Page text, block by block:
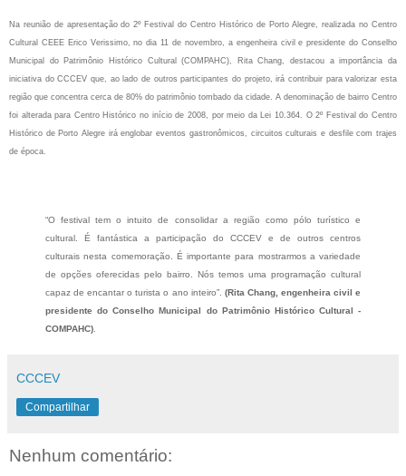
Na reunião de apresentação do 2º Festival do Centro Histórico de Porto Alegre, realizada no Centro
Cultural CEEE Erico Verissimo, no dia 11 de novembro, a engenheira civil e presidente do Conselho
Municipal do Patrimônio Histórico Cultural (COMPAHC), Rita Chang, destacou a importância da
iniciativa do CCCEV que, ao lado de outros participantes do projeto, irá contribuir para valorizar esta
região que concentra cerca de 80% do patrimônio tombado da cidade. A denominação de bairro Centro
foi alterada para Centro Histórico no início de 2008, por meio da Lei 10.364. O 2º Festival do Centro
Histórico de Porto Alegre irá englobar eventos gastronômicos, circuitos culturais e desfile com trajes
de época.
“O festival tem o intuito de consolidar a região como pólo turístico e
cultural. É fantástica a participação do CCCEV e de outros centros
culturais nesta comemoração. É importante para mostrarmos a variedade
de opções oferecidas pelo bairro. Nós temos uma programação cultural
capaz de encantar o turista o ano inteiro”. (Rita Chang, engenheira civil e
presidente do Conselho Municipal do Patrimônio Histórico Cultural -
COMPAHC)
CCCEV
Compartilhar
Nenhum comentário: